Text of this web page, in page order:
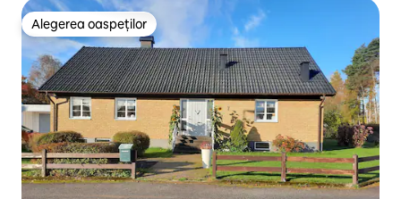
Alegerea oaspeților
Alegerea oaspeților